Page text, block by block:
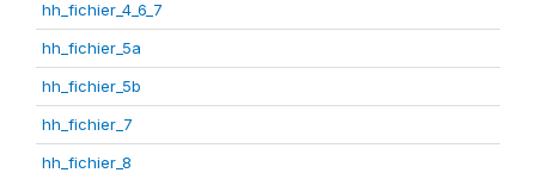
hh_fichier_4_6_7
hh_fichier_5a
hh_fichier_5b
hh_fichier_7
hh_fichier_8